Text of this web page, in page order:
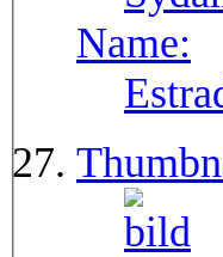
Name: